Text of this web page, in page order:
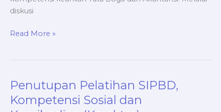
diskusi
Read More »
Penutupan Pelatihan SIPBD,
Kompetensi Sosial dan
Penutupan
Pelatihan
SIPBD,